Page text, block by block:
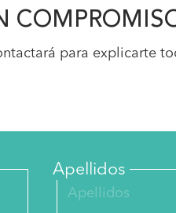
para explicarte
Apellidos